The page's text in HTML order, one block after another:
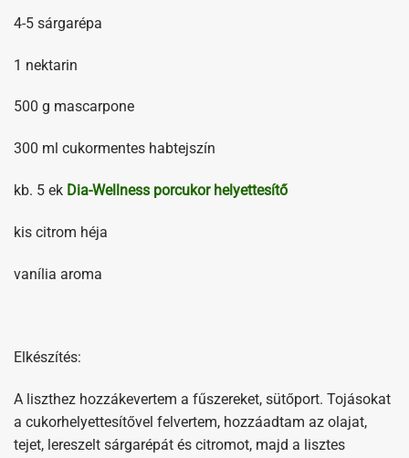
4-5 sárgarépa
1 nektarin
500 g mascarpone
300 ml cukormentes habtejszín
kb. 5 ek Dia-Wellness porcukor helyettesítő
kis citrom héja
vanília aroma
Elkészítés:
A liszthez hozzákevertem a fűszereket, sütőport. Tojásokat
a cukorhelyettesítővel felvertem, hozzáadtam az olajat,
tejet, lereszelt sárgarépát és citromot, majd a lisztes